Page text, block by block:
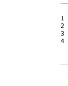
1
2
3
4